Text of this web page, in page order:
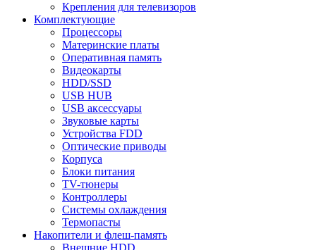
Крепления для телевизоров
Комплектующие
Процессоры
Материнские платы
Оперативная память
Видеокарты
HDD/SSD
USB HUB
USB аксессуары
Звуковые карты
Устройства FDD
Оптические приводы
Корпуса
Блоки питания
TV-тюнеры
Контроллеры
Системы охлаждения
Термопасты
Накопители и флеш-память
Внешние HDD